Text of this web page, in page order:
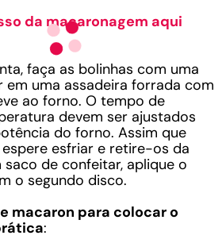
da macaronagem aqui
faça as bolinhas com uma
em uma assadeira forrada com
ao forno. O tempo de
devem ser ajustados
do forno. Assim que
esfriar e retire-os da
saco de confeitar, aplique o
o segundo disco.
macaron para colocar o
: